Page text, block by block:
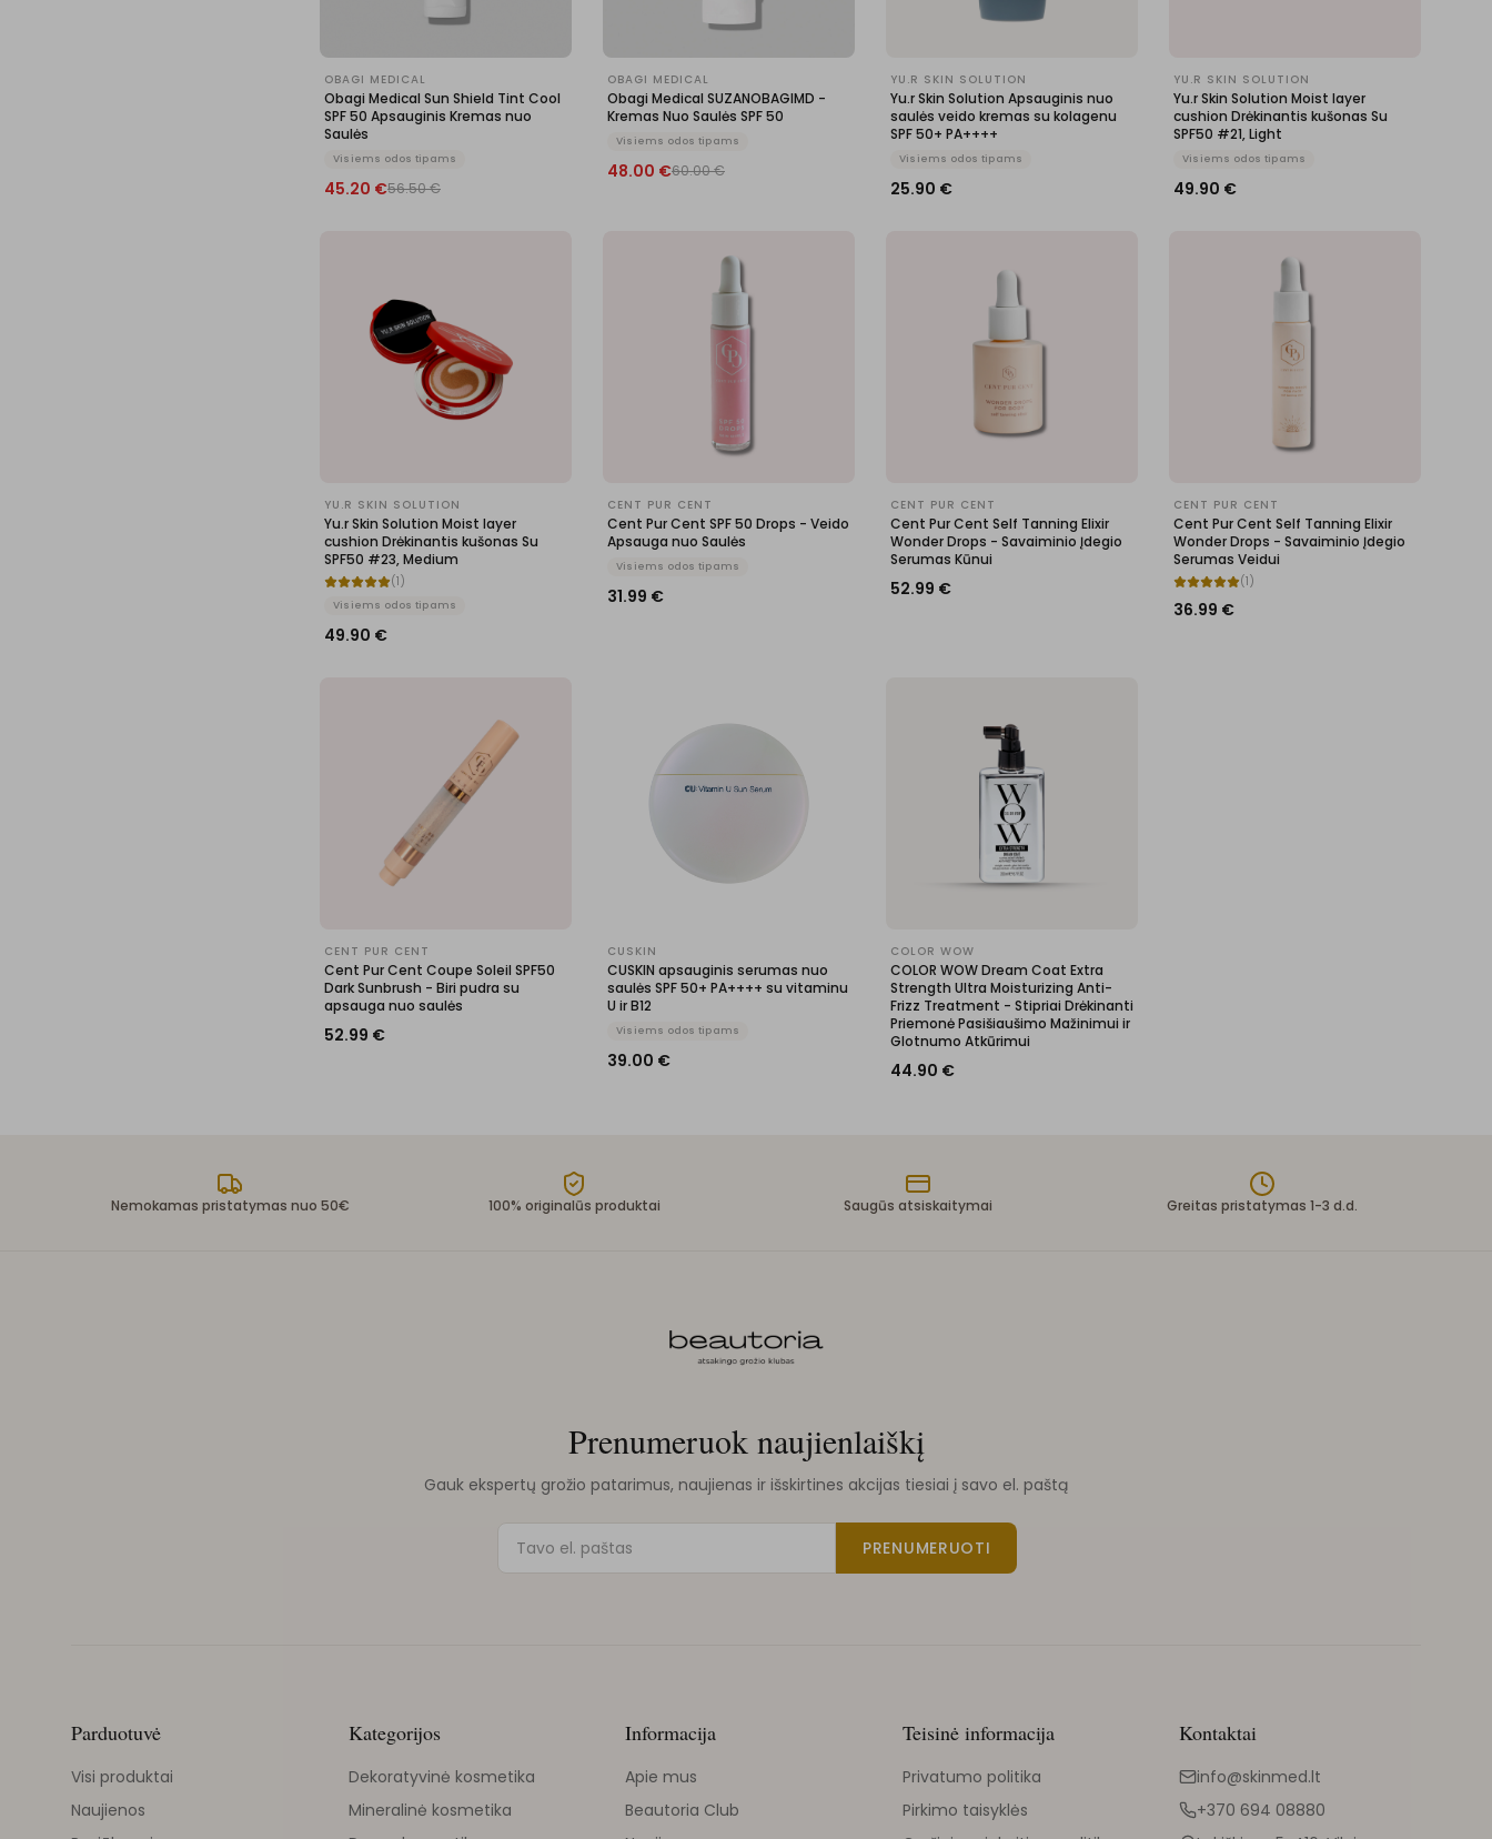
OBAGI MEDICAL
Obagi Medical Sun Shield Tint Cool
SPF 50 Apsauginis Kremas nuo
Saulės
Visiems odos tipams
45.20 €56.50€
OBAGI MEDICAL
Obagi Medical SUZANOBAGIMD -
Kremas Nuo Saulės SPF 50
Visiems odos tipams
48.00 €60.00€
YU.R SKIN SOLUTION
Yu.r Skin Solution Apsauginis nuo
saulės veido kremas su kolagenu
SPF 50+ PA++++
Visiems odos tipams
25.90 €
YU.R SKIN SOLUTION
Yu.r Skin Solution Moist layer
cushion Drėkinantis kušonas Su
SPF50 #21, Light
Visiems odos tipams
49.90 €
YU.R SKIN SOLUTION
Yu.r Skin Solution Moist layer
cushion Drėkinantis kušonas Su
SPF50 #23, Medium
(1 )
Visiems odos tipams
49.90 €
CENT PUR CENT
Cent Pur Cent SPF 50 Drops - Veido
Apsauga nuo Saulės
Visiems odos tipams
31.99 €
CENT PUR CENT
Cent Pur Cent Self Tanning Elixir
Wonder Drops - Savaiminio Įdegio
Serumas Kūnui
52.99 €
CENT PUR CENT
Cent Pur Cent Self Tanning Elixir
Wonder Drops - Savaiminio Įdegio
Serumas Veidui
(1 )
36.99 €
CENT PUR CENT
Cent Pur Cent Coupe Soleil SPF50
Dark Sunbrush - Biri pudra su
apsauga nuo saulės
52.99 €
CUSKIN
CUSKIN apsauginis serumas nuo
saulės SPF 50+ PA++++ su vitaminu
U ir B12
Visiems odos tipams
39.00 €
COLOR WOW
COLOR WOW Dream Coat Extra
Strength Ultra Moisturizing Anti-
Frizz Treatment - Stipriai Drėkinanti
Priemonė Pasišiaušimo Mažinimui ir
Glotnumo Atkūrimui
44.90 €
Nemokamas pristatymas nuo 50€ 100% originalūs produktai Saugūs atsiskaitymai Greitas pristatymas 1-3 d.d.
Prenumeruok naujienlaiškį
Gauk ekspertų grožio patarimus, naujienas ir išskirtines akcijas tiesiai į savo el. paštą
PRENUMERUOTI
Parduotuvė
Visi produktai
Naujienos
Kategorijos
Dekoratyvinė kosmetika
Mineralinė kosmetika
Informacija
Apie mus
Beautoria Club
Teisinė informacija
Privatumo politika
Pirkimo taisyklės
Kontaktai
info@skinmed.lt
+370 694 08880